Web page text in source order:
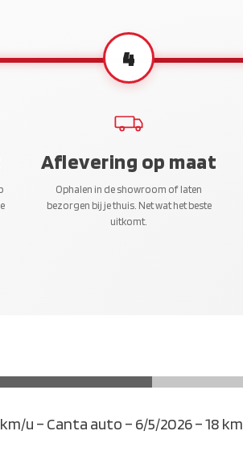
4
Aflevering op maat
Ophalen in de showroom of laten
bezorgen bij je thuis. Net wat het beste
uitkomt.
u – Canta auto – 6/5/2026 – 18 km